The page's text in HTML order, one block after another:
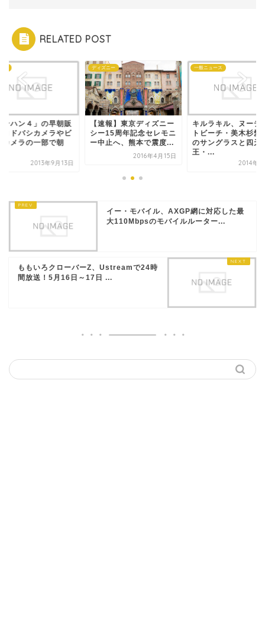
RELATED POST
ンハン４」の早朝販
ヨドバシカメラやビ
カメラの一部で朝
2013年9月13日
ディズニー
【速報】東京ディズニー
シー15周年記念セレモニ
ー中止へ、熊本で震度...
2016年4月15日
一般ニュース
キルラキル、ヌーデ
トビーチ・美木杉愛
のサングラスと四天
王・...
2014年4
イー・モバイル、AXGP網に対応した最
大110Mbpsのモバイルルーター...
ももいろクローバーZ、Ustreamで24時
間放送！5月16日～17日 ...